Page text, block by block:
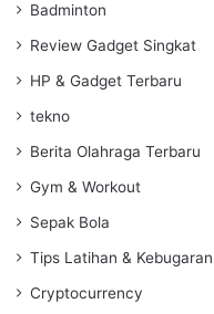
Badminton
Review Gadget Singkat
HP & Gadget Terbaru
tekno
Berita Olahraga Terbaru
Gym & Workout
Sepak Bola
Tips Latihan & Kebugaran
Cryptocurrency